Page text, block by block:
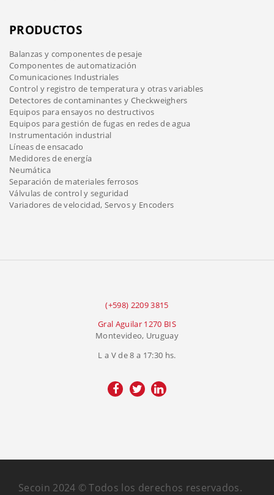
PRODUCTOS
Balanzas y componentes de pesaje
Componentes de automatización
Comunicaciones Industriales
Control y registro de temperatura y otras variables
Detectores de contaminantes y Checkweighers
Equipos para ensayos no destructivos
Equipos para gestión de fugas en redes de agua
Instrumentación industrial
Líneas de ensacado
Medidores de energía
Neumática
Separación de materiales ferrosos
Válvulas de control y seguridad
Variadores de velocidad, Servos y Encoders
(+598) 2209 3815
Gral Aguilar 1270 BIS
Montevideo, Uruguay
L a V de 8 a 17:30 hs.
Secoin 2024 © Todos los derechos reservados.